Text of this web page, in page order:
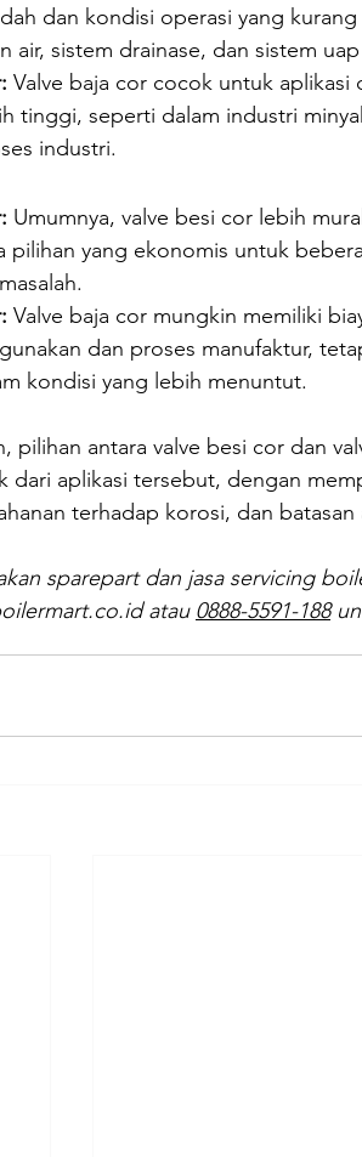
dan kondisi operasi yang
air, sistem drainase, dan sistem
Valve baja cor cocok untuk
tinggi, seperti dalam industri
industri.
Umumnya, valve besi cor lebih
pilihan yang ekonomis untuk
Valve baja cor mungkin memiliki
dan proses manufaktur,
kondisi yang lebih menuntut.
pilihan antara valve besi cor dan
dari aplikasi tersebut, dengan
terhadap korosi, dan batasan
sparepart dan jasa servicing
atau 0888-5591-188